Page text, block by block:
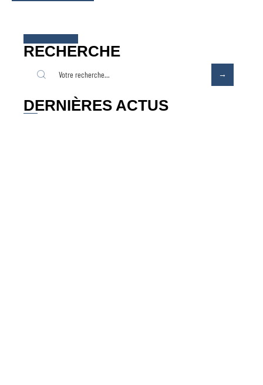
RECHERCHE
DERNIÈRES ACTUS